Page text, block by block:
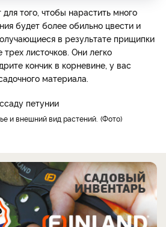
того, чтобы нарастить много
будет более обильно цвести и
в результате прищипки
листочков. Они легко
кончик в корневине, у вас
материала.
и внешний вид растений. Фото